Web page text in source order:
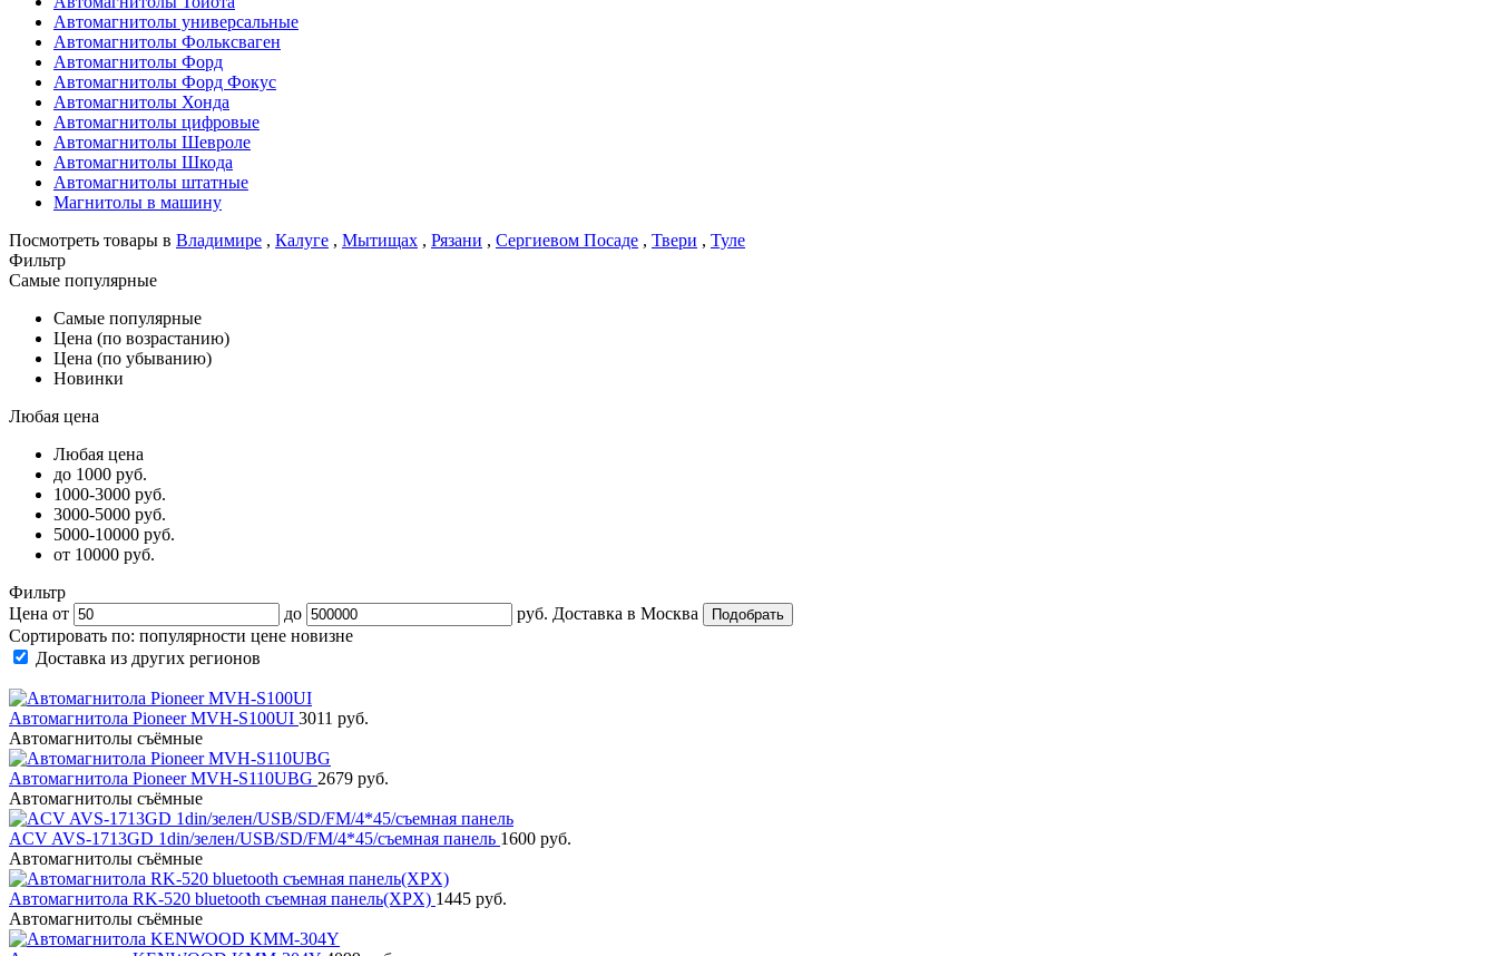
Автомагнитолы универсальные
Автомагнитолы Фольксваген
Автомагнитолы Форд
Автомагнитолы Форд Фокус
Автомагнитолы Хонда
Автомагнитолы цифровые
Автомагнитолы Шевроле
Автомагнитолы Шкода
Автомагнитолы штатные
Магнитолы в машину
Посмотреть товары в Владимире , Калуге , Мытищах , Рязани , Сергиевом Посаде , Твери , Туле
Фильтр
Самые популярные
Самые популярные
Цена (по возрастанию)
Цена (по убыванию)
Новинки
Любая цена
Любая цена
до 1000 руб.
1000-3000 руб.
3000-5000 руб.
5000-10000 руб.
от 10000 руб.
Фильтр
Цена от
до руб. Доставка в Москва
Сортировать по: популярности цене новизне
Доставка из других регионов
Автомагнитола Pioneer MVH-S100UI 3011 руб.
Автомагнитолы съёмные
Автомагнитола Pioneer MVH-S110UBG 2679 руб.
Автомагнитолы съёмные
ACV AVS-1713GD 1din/зелен/USB/SD/FM/4*45/съемная панель 1600 руб.
Автомагнитолы съёмные
Автомагнитола RK-520 bluetooth съемная панель(XPX) 1445 руб.
Автомагнитолы съёмные